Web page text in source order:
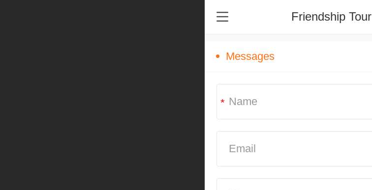
Friendship Tour
Messages
*